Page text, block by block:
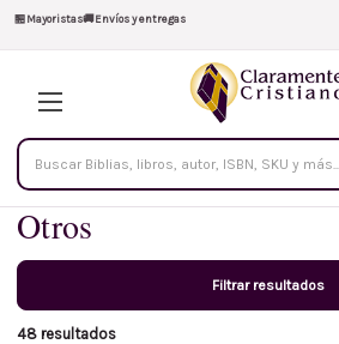
🏪Mayoristas🚚Envíos y entregas
Buscar
productos
Otros
Filtrar resultados
48 resultados